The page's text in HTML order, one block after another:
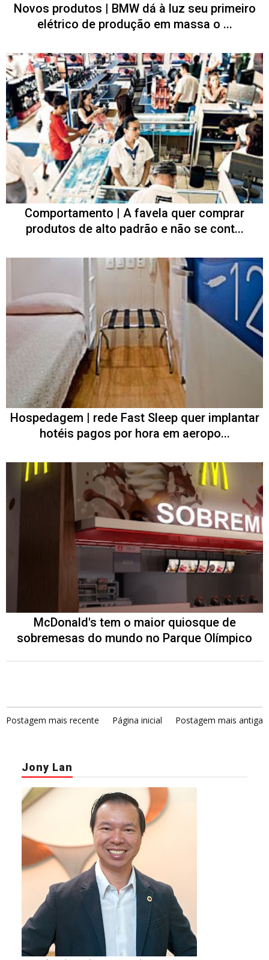
Novos produtos | BMW dá à luz seu primeiro
elétrico de produção em massa o ...
Comportamento | A favela quer comprar
produtos de alto padrão e não se cont...
Hospedagem | rede Fast Sleep quer implantar
hotéis pagos por hora em aeropo...
McDonald's tem o maior quiosque de
sobremesas do mundo no Parque Olímpico
Postagem mais recente Página inicial Postagem mais antiga
Jony Lan